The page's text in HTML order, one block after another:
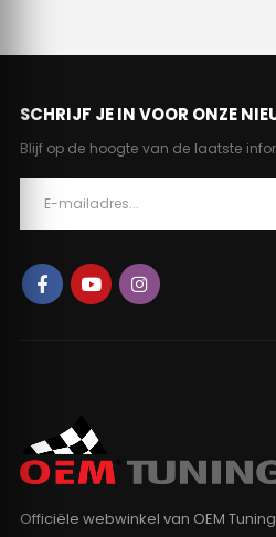
SCHRIJF JE IN VOOR ONZE
Blijf op de hoogte van de laatste
Officiële webwinkel van OEM